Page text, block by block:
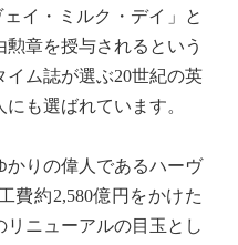
イ・ミルク・デイ」と
勲章を授与されるという
ム誌が選ぶ20世紀の英
も選ばれています。
りの偉人であるハーヴ
費約2,580億円をかけた
ニューアルの目玉とし